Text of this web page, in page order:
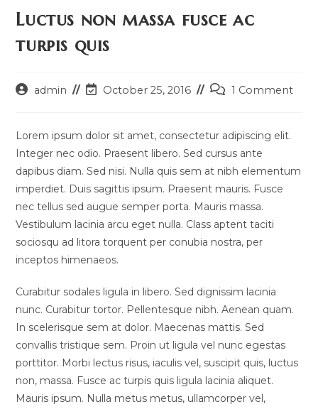
Luctus non massa fusce ac
turpis quis
Postadmin
PostOctober 25, 2016
Post1 Comment
Lorem ipsum dolor sit amet, consectetur adipiscing elit.
Integer nec odio. Praesent libero. Sed cursus ante
dapibus diam. Sed nisi. Nulla quis sem at nibh elementum
imperdiet. Duis sagittis ipsum. Praesent mauris. Fusce
nec tellus sed augue semper porta. Mauris massa.
Vestibulum lacinia arcu eget nulla. Class aptent taciti
sociosqu ad litora torquent per conubia nostra, per
inceptos himenaeos.
Curabitur sodales ligula in libero. Sed dignissim lacinia
nunc. Curabitur tortor. Pellentesque nibh. Aenean quam.
In scelerisque sem at dolor. Maecenas mattis. Sed
convallis tristique sem. Proin ut ligula vel nunc egestas
porttitor. Morbi lectus risus, iaculis vel, suscipit quis, luctus
non, massa. Fusce ac turpis quis ligula lacinia aliquet.
Mauris ipsum. Nulla metus metus, ullamcorper vel,